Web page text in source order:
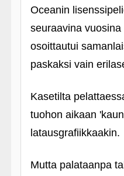
Oceanin
seuraavina
osoittautui
paskaksi vain
Kasetilta
tuohon aikaan
latausgrafiikkaakin.
Mutta palataanpa